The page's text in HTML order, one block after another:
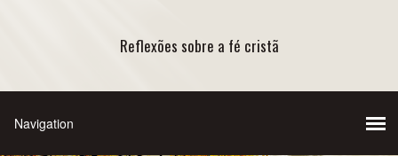
Reflexões sobre a fé cristã